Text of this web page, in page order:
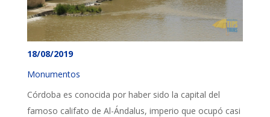
18/08/2019
Monumentos
Córdoba es conocida por haber sido la capital del
famoso califato de Al-Ándalus, imperio que ocupó casi